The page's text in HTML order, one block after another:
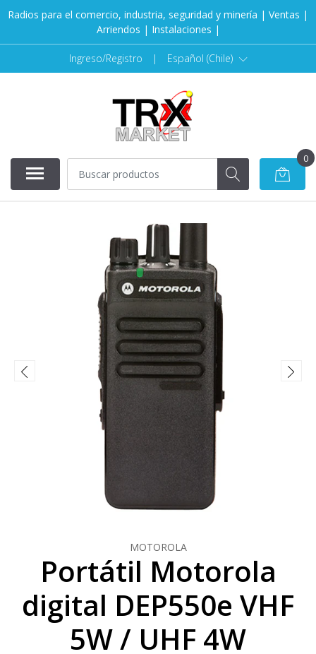
Radios para el comercio, industria, seguridad y minería | Ventas |
Arriendos | Instalaciones |
Ingreso/Registro | Español (Chile)
0
MOTOROLA
Portátil Motorola
digital DEP550e VHF
5W / UHF 4W